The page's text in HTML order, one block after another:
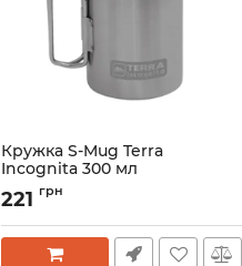
Кружка S-Mug Terra
Incognita 300 мл
Артикул: S_Mug_300
221 грн